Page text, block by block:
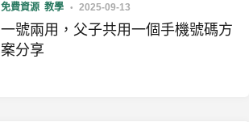
免費資源 教學 2025-09-13
一號兩用，父子共用一個手機號碼方
案分享